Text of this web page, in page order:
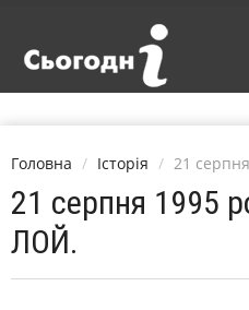
Головна Історія 21
21 серпня 1995
ЛОЙ.